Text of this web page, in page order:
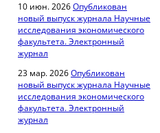
10 июн. 2026Опубликован
новый выпуск журнала Научные
исследования экономического
факультета. Электронный
журнал
23 мар. 2026Опубликован
новый выпуск журнала Научные
исследования экономического
факультета. Электронный
журнал